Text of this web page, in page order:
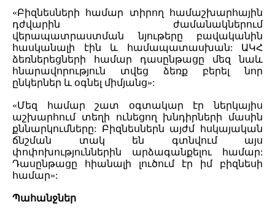
«Բիզնեսների համար տիրող համաշխարհային
դժվարին ժամանակներում
վերապատրաստման նյութերը բավականին
հասկանալի էին և համապատասխան: ԱԿՀ
ձեռներեցների համար դասընթացը մեզ նաև
հնարավորություն տվեց ձեռք բերել նոր
ընկերներ և օգնել միմյանց»:
«Մեզ համար շատ օգտակար էր ներկայիս
աշխարհում տեղի ունեցող խնդիրների մասին
քննարկումները: Բիզնեսներն այժմ հսկայական
ճնշման տակ են գտնվում այս
փոփոխություններին արձագանքելու համար:
Դասընթացը հիանալի լուծում էր իմ բիզնեսի
համար»:
Պահանջներ